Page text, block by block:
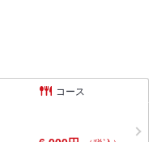
コース